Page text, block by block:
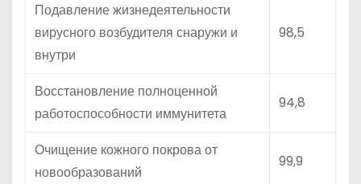
Подавление жизнедеятельности
вирусного возбудителя снаружи и
внутри
98,5
Восстановление полноценной
работоспособности иммунитета
94,8
Очищение кожного покрова от
новообразований
99,9